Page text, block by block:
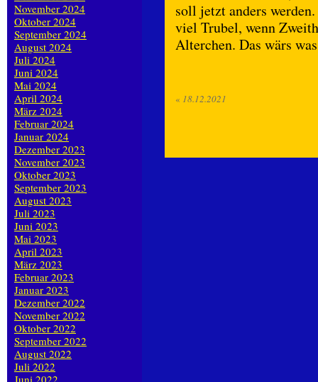
soll jetzt anders
viel Trubel, wenn
Alterchen. Das wärs
« 18.12.2021
November 2024
Oktober 2024
September 2024
August 2024
Juli 2024
Juni 2024
Mai 2024
April 2024
März 2024
Februar 2024
Januar 2024
Dezember 2023
November 2023
Oktober 2023
September 2023
August 2023
Juli 2023
Juni 2023
Mai 2023
April 2023
März 2023
Februar 2023
Januar 2023
Dezember 2022
November 2022
Oktober 2022
September 2022
August 2022
Juli 2022
Juni 2022